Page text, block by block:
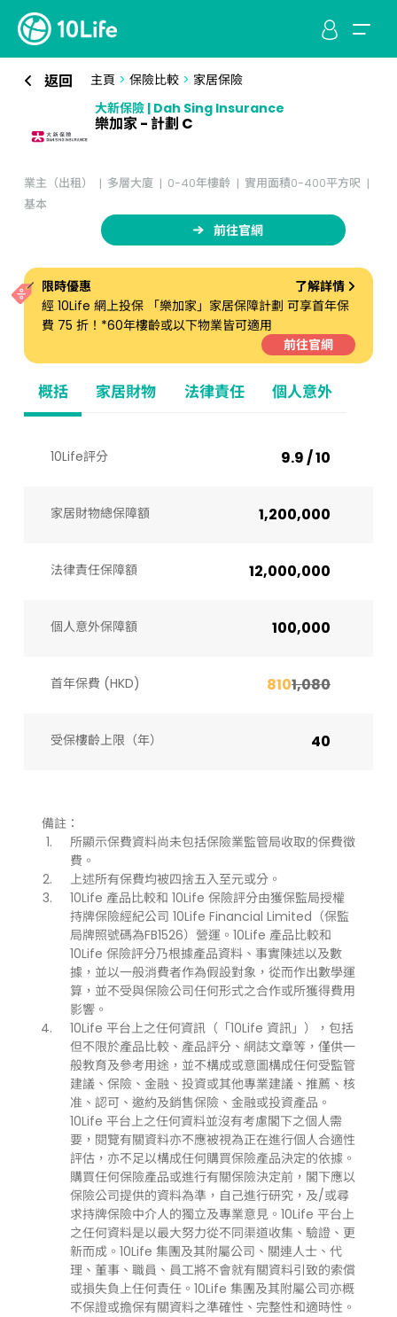
返回 主頁 > 保險比較> 家居保險
大新保險 | Dah Sing Insurance
樂加家 - 計劃 C
業主（出租） 多層大廈 0-40年樓齡
實用面積0-400平方呎
基本
前往官網
概括 家居財物 法律責任 個人意外
限時優惠
了解詳情
經 10Life 網上投保 「樂加家」家居保障計劃 可享首年保
費 75 折！*60年樓齡或以下物業皆可適用
前往官網
10Life評分 9.9 / 10
家居財物總保障額 1,200,000
法律責任保障額 12,000,000
個人意外保障額 100,000
首年保費 (HKD) 8101,080
受保樓齡上限（年）​ 40
備註：
所顯示保費資料尚未包括保險業監管局收取的保費徵
費。
上述所有保費均被四捨五入至元或分。
10Life 產品比較和 10Life 保險評分由獲保監局授權
持牌保險經紀公司 10Life Financial Limited（保監
局牌照號碼為FB1526）營運。10Life 產品比較和
10Life 保險評分乃根據產品資料、事實陳述以及數
據，並以一般消費者作為假設對象，從而作出數學運
算，並不受與保險公司任何形式之合作或所獲得費用
影響。
10Life 平台上之任何資訊（「10Life 資訊」），包括
但不限於產品比較、產品評分、網誌文章等，僅供一
般教育及參考用途，並不構成或意圖構成任何受監管
建議、保險、金融、投資或其他專業建議、推薦、核
准、認可、邀約及銷售保險、金融或投資產品。
10Life 平台上之任何資料並沒有考慮閣下之個人需
要，閱覽有關資料亦不應被視為正在進行個人合適性
評估，亦不足以構成任何購買保險產品決定的依據。
購買任何保險產品或進行有關保險決定前，閣下應以
保險公司提供的資料為準，自己進行研究，及/或尋
求持牌保險中介人的獨立及專業意見。10Life 平台上
之任何資料是以最大努力從不同渠道收集、驗證、更
新而成。10Life 集團及其附屬公司、關連人士、代
理、董事、職員、員工將不會就有關資料引致的索償
或損失負上任何責任。10Life 集團及其附屬公司亦概
不保證或擔保有關資料之準確性、完整性和適時性。